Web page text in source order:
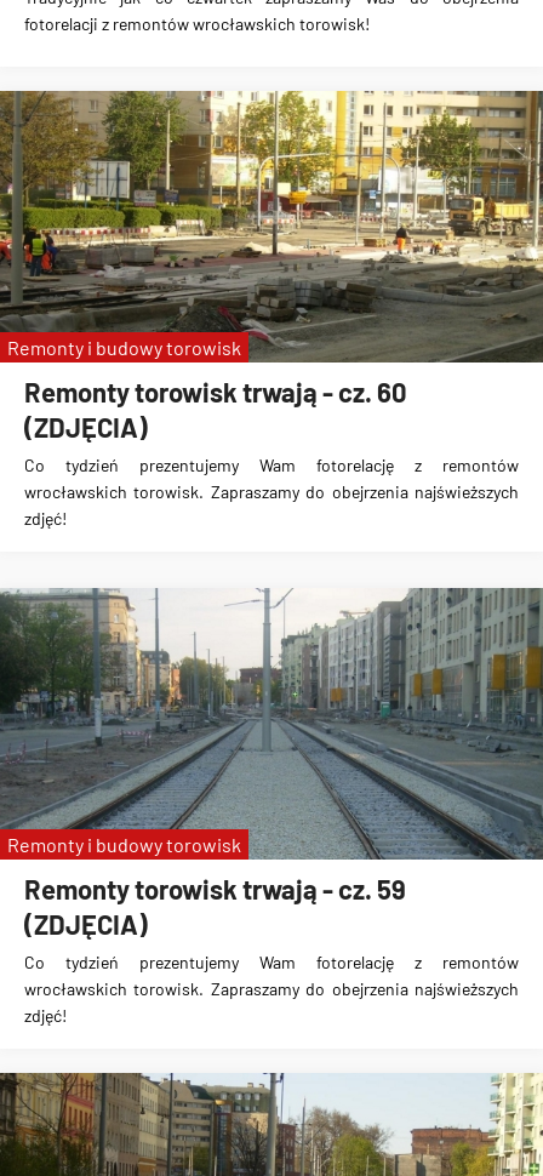
fotorelacji z remontów wrocławskich torowisk!
Remonty torowisk trwają - cz. 60
(ZDJĘCIA)
Co tydzień prezentujemy Wam fotorelację z remontów
wrocławskich torowisk. Zapraszamy do obejrzenia najświeższych
zdjęć!
Remonty i budowy torowisk
Remonty torowisk trwają - cz. 59
(ZDJĘCIA)
Co tydzień prezentujemy Wam fotorelację z remontów
wrocławskich torowisk. Zapraszamy do obejrzenia najświeższych
zdjęć!
Remonty i budowy torowisk